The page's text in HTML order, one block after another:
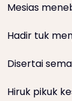
Mesias
Hadir tuk
Disertai
Hiruk pikuk